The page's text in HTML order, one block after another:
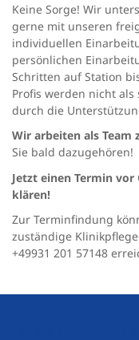
Keine Sorge! Wir
gerne mit unseren
individuellen
persönlichen
Schritten auf Station
Profis werden nicht
durch die
Wir arbeiten als Team
Sie bald dazugehören!
Jetzt einen Termin
klären!
Zur Terminfindung
zuständige
+49931 201 57148